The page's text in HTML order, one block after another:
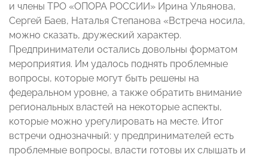
и члены ТРО «ОПОРА РОССИИ» Ирина Ульянова,
Сергей Баев, Наталья Степанова «Встреча носила,
можно сказать, дружеский характер.
Предприниматели остались довольны форматом
мероприятия. Им удалось поднять проблемные
вопросы, которые могут быть решены на
федеральном уровне, а также обратить внимание
региональных властей на некоторые аспекты,
которые можно урегулировать на месте. Итог
встречи однозначный: у предпринимателей есть
проблемные вопросы, власти готовы их слышать и